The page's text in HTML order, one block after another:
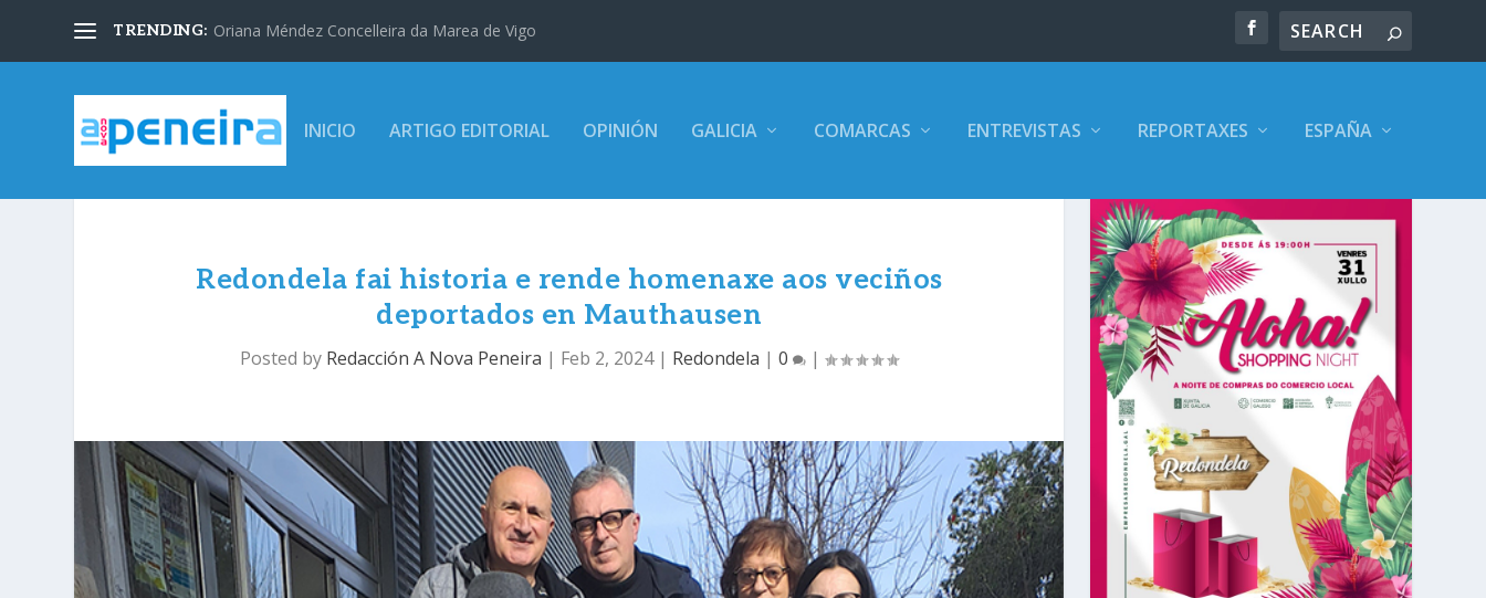
TRENDING: Oriana Méndez Concelleira da Marea de Vigo
INICIO ARTIGO EDITORIAL OPINIÓN GALICIA COMARCAS ENTREVISTAS REPORTAXES ESPAÑA
Redondela fai historia e rende homenaxe aos veciños
deportados en Mauthausen
Posted by Redacción A Nova Peneira | Feb 2, 2024| Redondela |0 |